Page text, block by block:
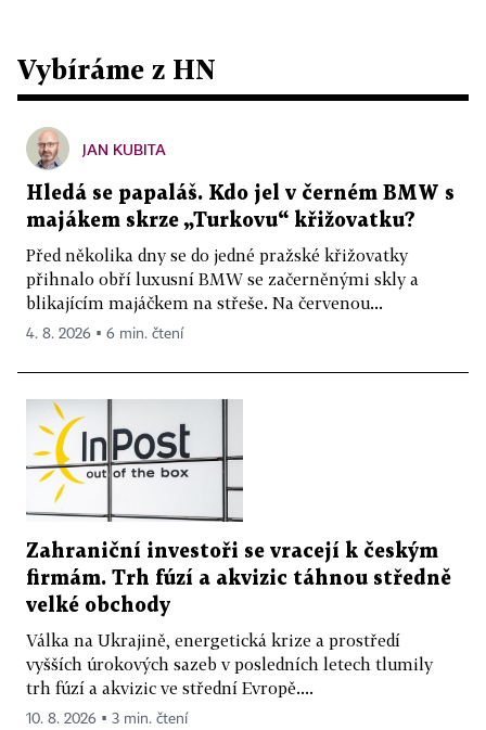
Vybíráme z HN
JAN KUBITA
Hledá se papaláš. Kdo jel v černém BMW s
majákem skrze „Turkovu“ křižovatku?
Před několika dny se do jedné pražské křižovatky
přihnalo obří luxusní BMW se začerněnými skly a
blikajícím majáčkem na střeše. Na červenou...
4. 8. 2026 ▪ 6 min. čtení
Zahraniční investoři se vracejí k českým
firmám. Trh fúzí a akvizic táhnou středně
velké obchody
Válka na Ukrajině, energetická krize a prostředí
vyšších úrokových sazeb v posledních letech tlumily
trh fúzí a akvizic ve střední Evropě....
10. 8. 2026 ▪ 3 min. čtení